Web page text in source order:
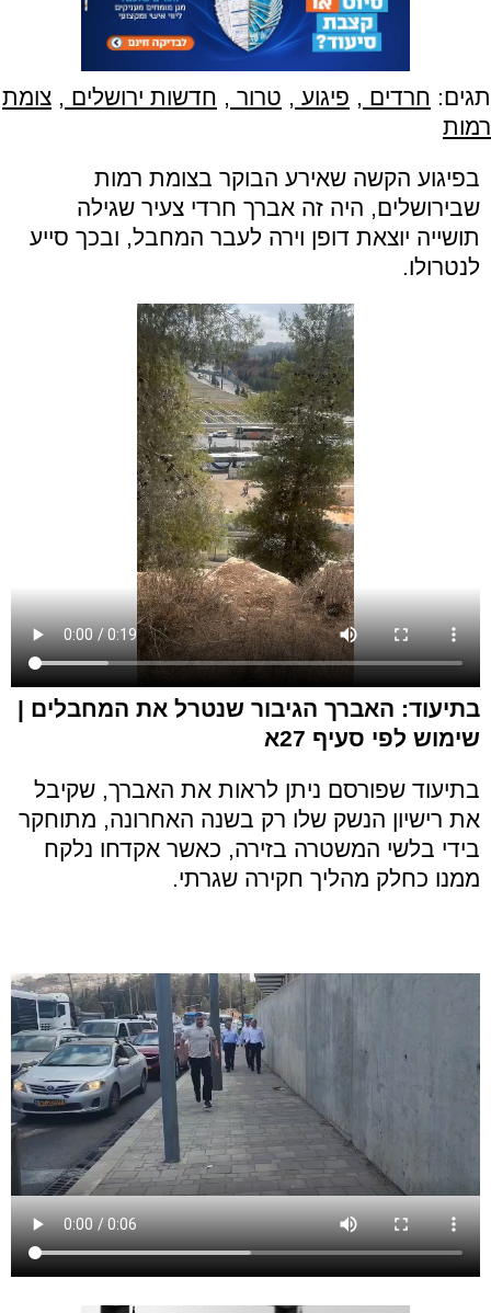
תגים: חרדים , פיגוע , טרור , חדשות ירושלים , צומת
רמות
בפיגוע הקשה שאירע הבוקר בצומת רמות
שבירושלים, היה זה אברך חרדי צעיר שגילה
תושייה יוצאת דופן וירה לעבר המחבל, ובכך סייע
לנטרולו.
בתיעוד: האברך הגיבור שנטרל את המחבלים |
שימוש לפי סעיף 27א
בתיעוד שפורסם ניתן לראות את האברך, שקיבל
את רישיון הנשק שלו רק בשנה האחרונה, מתוחקר
בידי בלשי המשטרה בזירה, כאשר אקדחו נלקח
ממנו כחלק מהליך חקירה שגרתי.